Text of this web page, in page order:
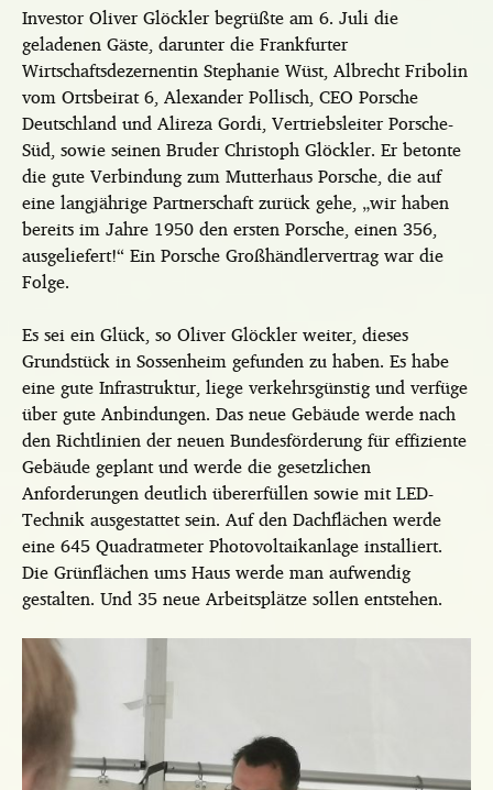
Investor Oliver Glöckler begrüßte am 6. Juli die
geladenen Gäste, darunter die Frankfurter
Wirtschaftsdezernentin Stephanie Wüst, Albrecht Fribolin
vom Ortsbeirat 6, Alexander Pollisch, CEO Porsche
Deutschland und Alireza Gordi, Vertriebsleiter Porsche-
Süd, sowie seinen Bruder Christoph Glöckler. Er betonte
die gute Verbindung zum Mutterhaus Porsche, die auf
eine langjährige Partnerschaft zurück gehe, „wir haben
bereits im Jahre 1950 den ersten Porsche, einen 356,
ausgeliefert!“ Ein Porsche Großhändlervertrag war die
Folge.
Es sei ein Glück, so Oliver Glöckler weiter, dieses
Grundstück in Sossenheim gefunden zu haben. Es habe
eine gute Infrastruktur, liege verkehrsgünstig und verfüge
über gute Anbindungen. Das neue Gebäude werde nach
den Richtlinien der neuen Bundesförderung für effiziente
Gebäude geplant und werde die gesetzlichen
Anforderungen deutlich übererfüllen sowie mit LED-
Technik ausgestattet sein. Auf den Dachflächen werde
eine 645 Quadratmeter Photovoltaikanlage installiert.
Die Grünflächen ums Haus werde man aufwendig
gestalten. Und 35 neue Arbeitsplätze sollen entstehen.